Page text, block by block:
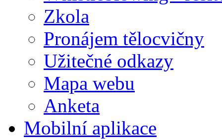
Zkola
Pronájem tělocvičny
Užitečné odkazy
Mapa webu
Anketa
Mobilní aplikace